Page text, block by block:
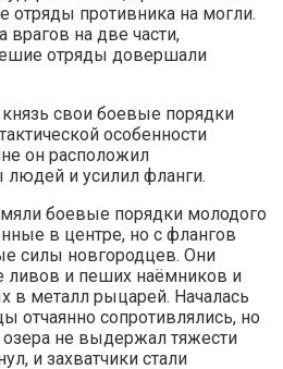
противника на могли.
врагов на две части,
отряды довершали
свои боевые порядки
особенности
он расположил
людей и усилил фланги.
боевые порядки молодого
в центре, но с флангов
силы новгородцев. Они
ливов и пеших наёмников и
в металл рыцарей. Началась
отчаянно сопротивлялись, но
не выдержал тяжести
и захватчики стали